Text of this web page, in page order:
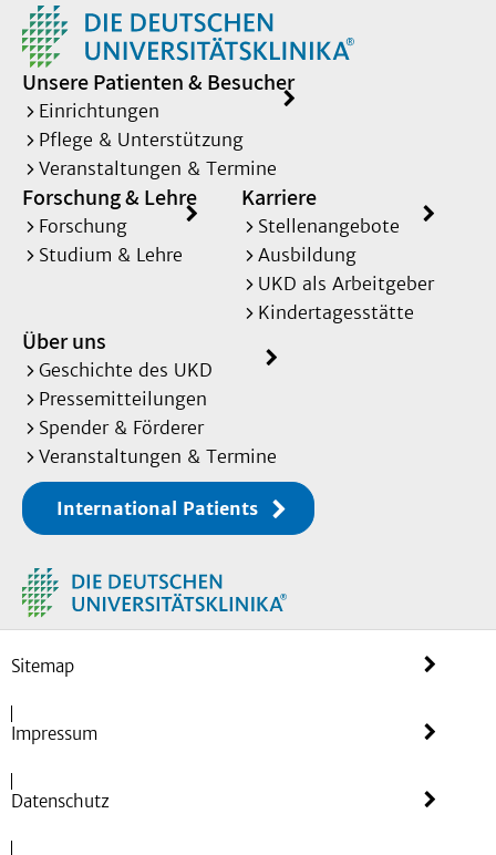
Unsere Patienten & Besucher
Einrichtungen
Pflege & Unterstützung
Veranstaltungen & Termine
Forschung & Lehre
Forschung
Studium & Lehre
Karriere
Stellenangebote
Ausbildung
UKD als Arbeitgeber
Kindertagesstätte
Über uns
Geschichte des UKD
Pressemitteilungen
Spender & Förderer
Veranstaltungen & Termine
International Patients
Sitemap
Impressum
Datenschutz